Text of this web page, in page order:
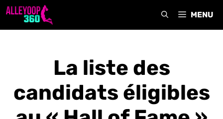
Aller
MENU
La liste des
candidats éligibles